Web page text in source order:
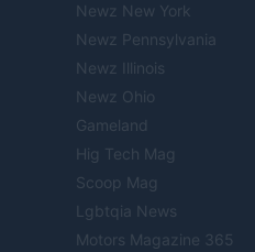
Newz New York
Newz Pennsylvania
Newz Illinois
Newz Ohio
Gameland
Hig Tech Mag
Scoop Mag
Lgbtqia News
Motors Magazine 365